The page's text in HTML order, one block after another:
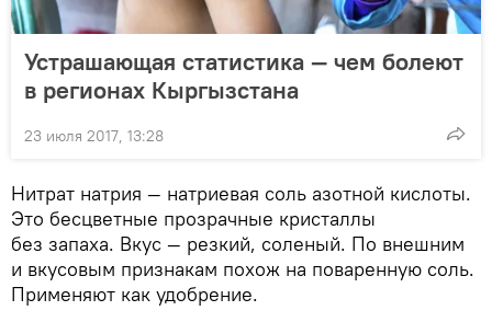
Устрашающая статистика — чем болеют
в регионах Кыргызстана
23 июля 2017, 13:28
Нитрат натрия — натриевая соль азотной кислоты.
Это бесцветные прозрачные кристаллы
без запаха. Вкус — резкий, соленый. По внешним
и вкусовым признакам похож на поваренную соль.
Применяют как удобрение.